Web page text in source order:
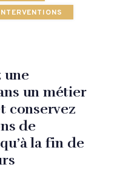
une
un métier
conservez
de
la fin de